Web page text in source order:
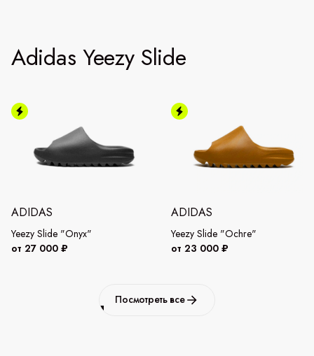
Adidas Yeezy Slide
ADIDAS
Yeezy Slide "Onyx"
от 27 000 ₽
ADIDAS
Yeezy Slide "Ochre"
от 23 000 ₽
Посмотреть все